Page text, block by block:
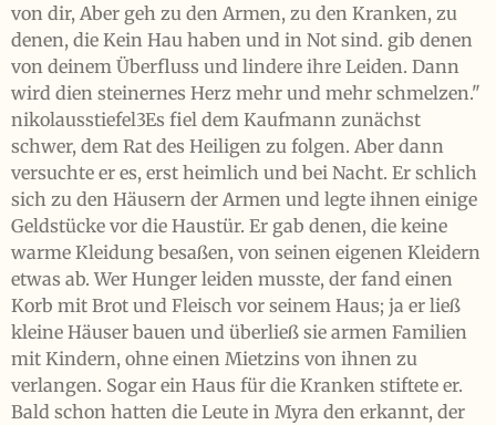
von dir, Aber geh zu den Armen, zu den Kranken, zu
denen, die Kein Hau haben und in Not sind. gib denen
von deinem Überfluss und lindere ihre Leiden. Dann
wird dien steinernes Herz mehr und mehr schmelzen."
nikolausstiefel3Es fiel dem Kaufmann zunächst
schwer, dem Rat des Heiligen zu folgen. Aber dann
versuchte er es, erst heimlich und bei Nacht. Er schlich
sich zu den Häusern der Armen und legte ihnen einige
Geldstücke vor die Haustür. Er gab denen, die keine
warme Kleidung besaßen, von seinen eigenen Kleidern
etwas ab. Wer Hunger leiden musste, der fand einen
Korb mit Brot und Fleisch vor seinem Haus; ja er ließ
kleine Häuser bauen und überließ sie armen Familien
mit Kindern, ohne einen Mietzins von ihnen zu
verlangen. Sogar ein Haus für die Kranken stiftete er.
Bald schon hatten die Leute in Myra den erkannt, der